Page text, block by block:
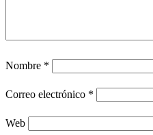
Nombre *
Correo electrónico *
Web